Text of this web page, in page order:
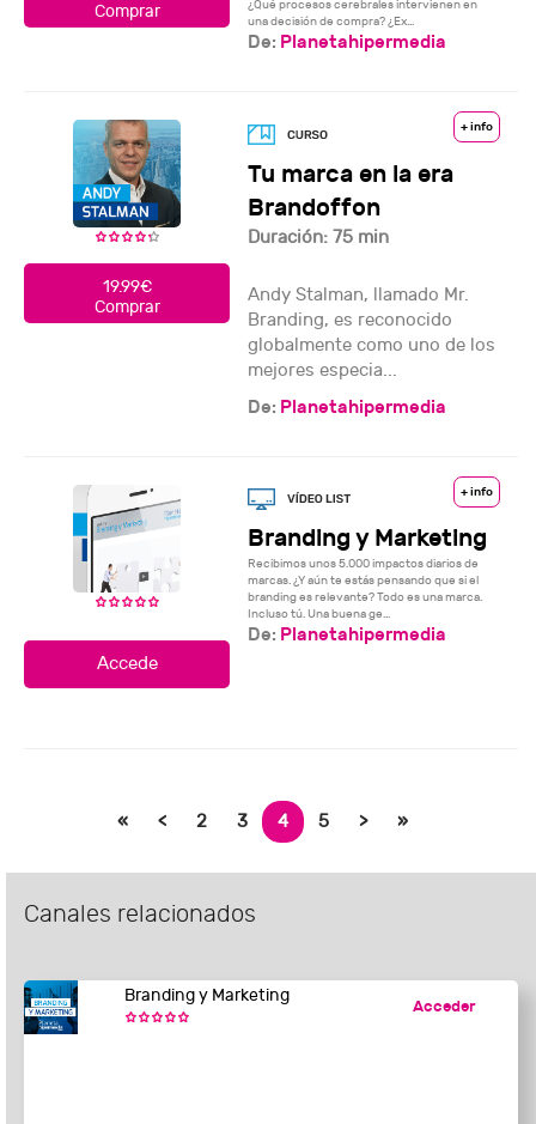
Comprar
¿Qué procesos cerebrales intervienen en
una decisión de compra? ¿Ex...
De: Planetahipermedia
19.99€
Comprar
+ info
Tu marca en la era
Brandoffon
Duración: 75 min
Andy Stalman, llamado Mr.
Branding, es reconocido
globalmente como uno de los
mejores especia...
De: Planetahipermedia
+ info
Branding y Marketing
Recibimos unos 5.000 impactos diarios de
marcas. ¿Y aún te estás pensando que si el
branding es relevante? Todo es una marca.
Incluso tú. Una buena ge...
De: Planetahipermedia
« < 2 3 4 5 > »
Canales relacionados
Branding y Marketing
Acceder